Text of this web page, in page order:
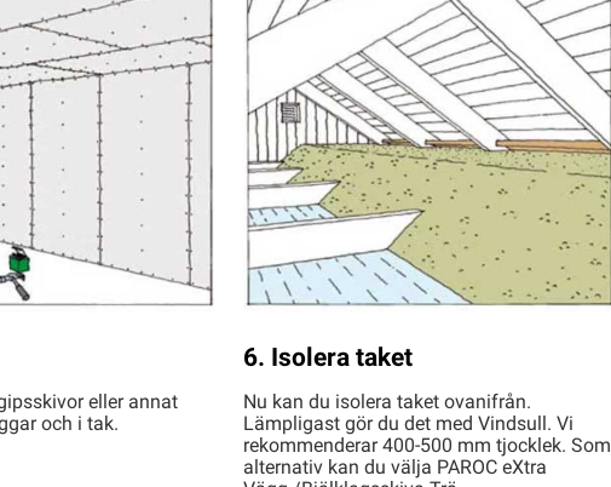
eller annat
och i tak.
6. Isolera taket
Nu kan du isolera taket ovanifrån.
Lämpligast gör du det med Vindsull. Vi
rekommenderar 400-500 mm tjocklek. Som
alternativ kan du välja PAROC eXtra